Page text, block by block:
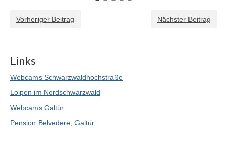
Vorheriger Beitrag Nächster Beitrag
Links
Webcams Schwarzwaldhochstraße
Loipen im Nordschwarzwald
Webcams Galtür
Pension Belvedere, Galtür